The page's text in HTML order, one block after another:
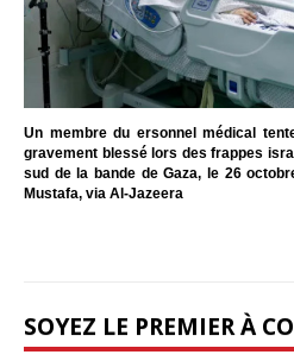
Un membre du ersonnel médical
gravement blessé lors des frappes
sud de la bande de Gaza, le 26
Mustafa, via Al-Jazeera
SOYEZ LE PREMIER À